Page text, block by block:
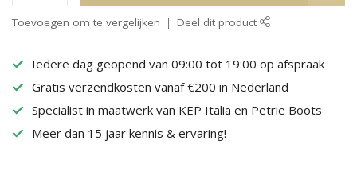
Toevoegen om te vergelijken Deel dit product
Iedere dag geopend van 09:00 tot 19:00 op afspraak
Gratis verzendkosten vanaf €200 in Nederland
Specialist in maatwerk van KEP Italia en Petrie Boots
Meer dan 15 jaar kennis & ervaring!